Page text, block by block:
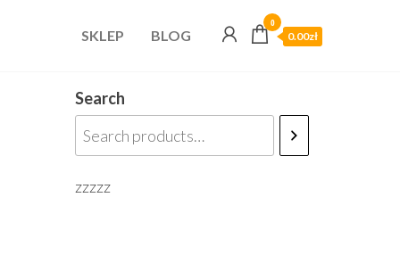
SKLEP BLOG
0
0.00zł
Search
zzzzz